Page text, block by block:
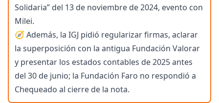
Solidaria” del 13 de noviembre de 2024, evento con
Milei.
🧭 Además, la IGJ pidió regularizar firmas, aclarar
la superposición con la antigua Fundación Valorar
y presentar los estados contables de 2025 antes
del 30 de junio; la Fundación Faro no respondió a
Chequeado al cierre de la nota.